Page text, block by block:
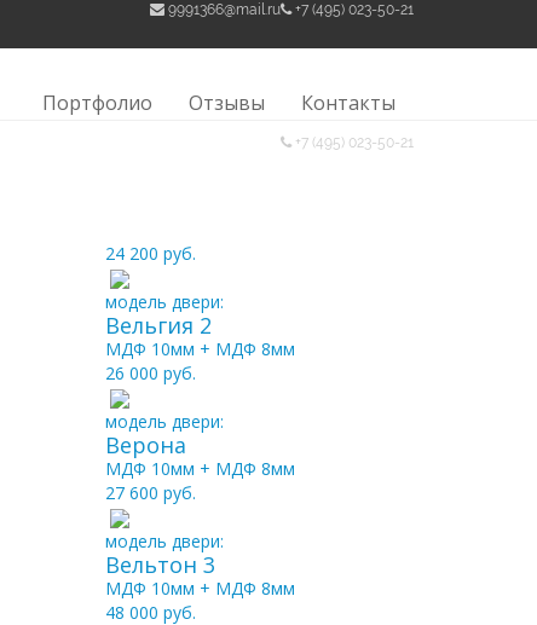
+7 (495) 023-50-21
9991366@mail.ru
Портфолио Отзывы Контакты
+7 (495) 023-50-21
24 200 руб.
модель двери:
Вельгия 2
МДФ 10мм + МДФ 8мм
26 000 руб.
модель двери:
Верона
МДФ 10мм + МДФ 8мм
27 600 руб.
модель двери:
Вельтон 3
МДФ 10мм + МДФ 8мм
48 000 руб.